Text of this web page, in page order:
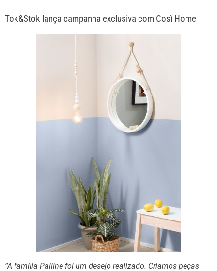
Tok&Stok lança campanha exclusiva com Così Home
“A família Palline foi um desejo realizado. Criamos peças